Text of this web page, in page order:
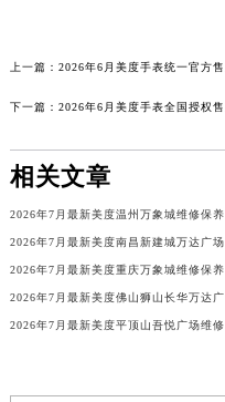
上一篇： 2026年6月美度手表统一官方
下一篇： 2026年6月美度手表全国授权
相关文章